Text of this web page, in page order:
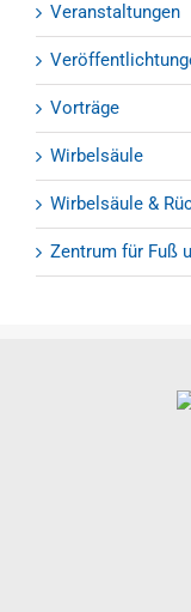
Veranstaltungen
Vorträge
Wirbelsäule
Wirbelsäule &
Zentrum für Fuß